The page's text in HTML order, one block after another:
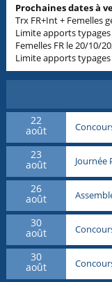
Prochaines dates à
Trx FR+Int + Femelles
Limite apports
Femelles FR le 20/10/
Limite apports
22
août
23
août Journée
26
août
30
août
30
août